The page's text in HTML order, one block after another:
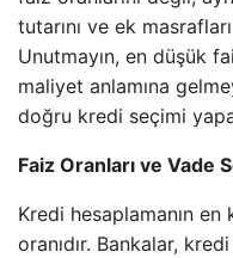
tutarını ve ek
Unutmayın, en düşük
maliyet anlamına
doğru kredi seçimi
Faiz Oranları ve Vade
Kredi hesaplamanın
oranıdır. Bankalar,